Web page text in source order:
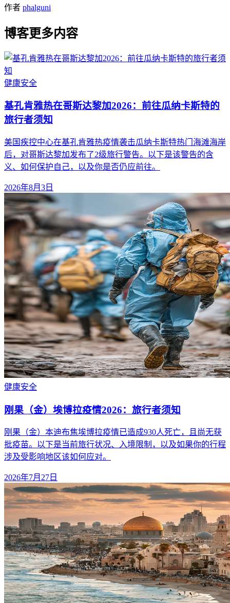
作者 phalguni
博客更多内容
健康安全
基孔肯雅热在哥斯达黎加2026：前往瓜纳卡斯特的
旅行者须知
美国疾控中心在基孔肯雅热疫情袭击瓜纳卡斯特热门海滩海岸
后，对哥斯达黎加发布了2级旅行警告。以下是该警告的含
义、如何保护自己，以及你是否仍应前往。
2026年8月3日
健康安全
刚果（金）埃博拉疫情2026：旅行者须知
刚果（金）本迪布焦埃博拉疫情已造成930人死亡，且尚无获
批疫苗。以下是当前旅行状况、入境限制，以及如果你的行程
涉及受影响地区该如何应对。
2026年7月27日